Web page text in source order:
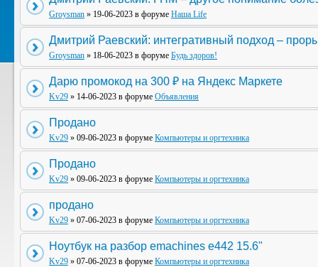
Groysman » 19-06-2023 в форуме Наша Life
Дмитрий Раевский: интегративный подход –
Groysman » 18-06-2023 в форуме Будь здоров!
Дарю промокод на 300 ₽ на Яндекс Маркете
Kv29 » 14-06-2023 в форуме Объявления
Продано
Kv29 » 09-06-2023 в форуме Компьютеры и оргтехника
Продано
Kv29 » 09-06-2023 в форуме Компьютеры и оргтехника
продано
Kv29 » 07-06-2023 в форуме Компьютеры и оргтехника
Ноутбук на разбор emachines e442 15.6"
Kv29 » 07-06-2023 в форуме Компьютеры и оргтехника